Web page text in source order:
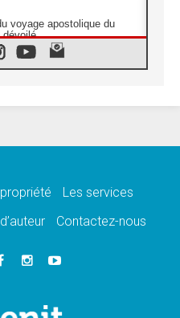
voyage apostolique du
dévoilé
continentale sur l'éducation
jours de prière pour la
2027 à Séoul: «c'est
respect et sagesse
Les services
Contactez-nous